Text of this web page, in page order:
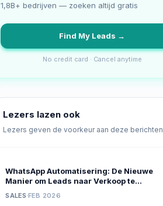
1,8B+ bedrijven — zoeken altijd gratis
Find My Leads →
No credit card · Cancel anytime
Lezers lazen ook
Lezers geven de voorkeur aan deze berichten
WhatsApp Automatisering: De Nieuwe
Manier om Leads naar Verkoop te
SALES FEB 2026